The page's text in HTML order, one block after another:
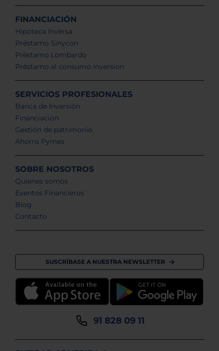
FINANCIACIÓN
Hipoteca Inversa
Préstamo Sinycon
Préstamo Lombardo
Préstamo al consumo inversion
SERVICIOS PROFESIONALES
Banca de Inversión
Financiación
Gestión de patrimonio
Ahorro Pymes
SOBRE NOSOTROS
Quienes somos
Eventos Financieros
Blog
Contacto
SUSCRÍBASE A NUESTRA NEWSLETTER
91 828 09 11